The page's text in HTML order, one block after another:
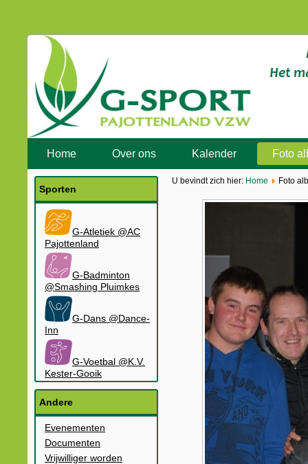
Home Over ons Kalender Foto
Sporten
G-Atletiek @AC
Pajottenland
G-Badminton
@Smashing Pluimkes
G-Dans @Dance-
Inn
G-Voetbal @K.V.
Kester-Gooik
Andere
Evenementen
Documenten
Vrijwilliger worden
U bevindt zich hier: Home Foto